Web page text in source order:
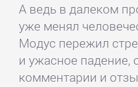
А ведь в далеком
уже менял
Модус пережил
и ужасное падение,
комментарии и